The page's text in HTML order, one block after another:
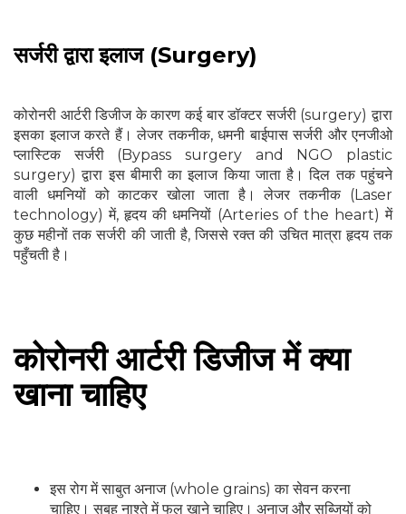
सर्जरी द्वारा इलाज (Surgery)
कोरोनरी आर्टरी डिजीज के कारण कई बार डॉक्टर सर्जरी (surgery) द्वारा
इसका इलाज करते हैं। लेजर तकनीक, धमनी बाईपास सर्जरी और एनजीओ
प्लास्टिक सर्जरी (Bypass surgery and NGO plastic
surgery) द्वारा इस बीमारी का इलाज किया जाता है। दिल तक पहुंचने
वाली धमनियों को काटकर खोला जाता है। लेजर तकनीक (Laser
technology) में, हृदय की धमनियों (Arteries of the heart) में
कुछ महीनों तक सर्जरी की जाती है, जिससे रक्त की उचित मात्रा हृदय तक
पहुँचती है।
कोरोनरी आर्टरी डिजीज में क्या
खाना चाहिए
इस रोग में साबुत अनाज (whole grains) का सेवन करना
चाहिए। सुबह नाश्ते में फल खाने चाहिए। अनाज और सब्जियों को